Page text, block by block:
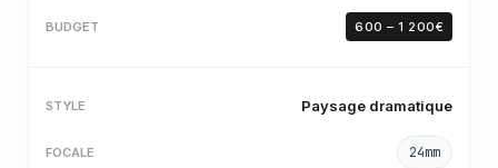
600 – 1 200€
Paysage dramatique
24mm